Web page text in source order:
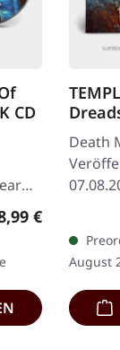
CD
Preis:
€
Death
Insert.
August